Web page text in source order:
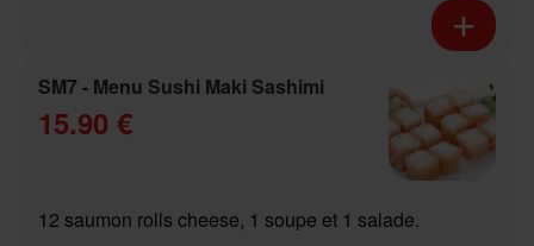
SM7 - Menu Sushi Maki Sashimi
15.90 €
12 saumon rolls cheese, 1 soupe et 1 salade.